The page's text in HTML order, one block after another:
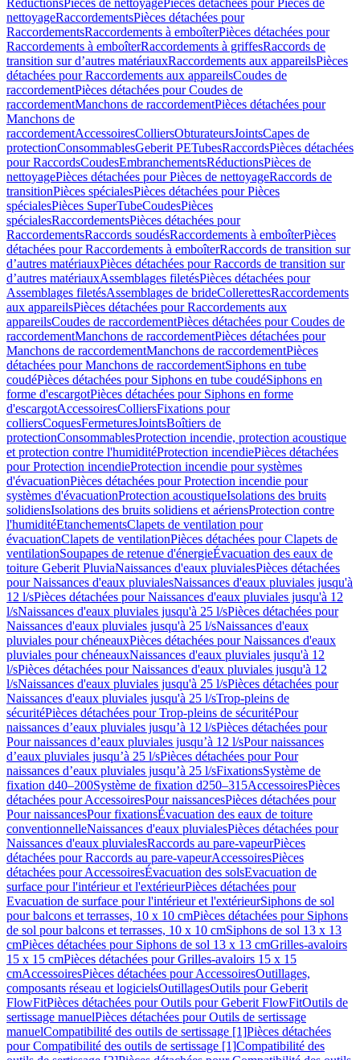
RéductionsPièces de nettoyagePièces détachées pour Pièces de
nettoyageRaccordementsPièces détachées pour
RaccordementsRaccordements à emboîterPièces détachées pour
Raccordements à emboîterRaccordements à griffesRaccords de
transition sur d’autres matériauxRaccordements aux appareilsPièces
détachées pour Raccordements aux appareilsCoudes de
raccordementPièces détachées pour Coudes de
raccordementManchons de raccordementPièces détachées pour
Manchons de
raccordementAccessoiresColliersObturateursJointsCapes de
protectionConsommablesGeberit PETubesRaccordsPièces détachées
pour RaccordsCoudesEmbranchementsRéductionsPièces de
nettoyagePièces détachées pour Pièces de nettoyageRaccords de
transitionPièces spécialesPièces détachées pour Pièces
spécialesPièces SuperTubeCoudesPièces
spécialesRaccordementsPièces détachées pour
RaccordementsRaccords soudésRaccordements à emboîterPièces
détachées pour Raccordements à emboîterRaccords de transition sur
d’autres matériauxPièces détachées pour Raccords de transition sur
d’autres matériauxAssemblages filetésPièces détachées pour
Assemblages filetésAssemblages de brideCollerettesRaccordements
aux appareilsPièces détachées pour Raccordements aux
appareilsCoudes de raccordementPièces détachées pour Coudes de
raccordementManchons de raccordementPièces détachées pour
Manchons de raccordementManchons de raccordementPièces
détachées pour Manchons de raccordementSiphons en tube
coudéPièces détachées pour Siphons en tube coudéSiphons en
forme d'escargotPièces détachées pour Siphons en forme
d'escargotAccessoiresColliersFixations pour
colliersCoquesFermeturesJointsBoîtiers de
protectionConsommablesProtection incendie, protection acoustique
et protection contre l'humiditéProtection incendiePièces détachées
pour Protection incendieProtection incendie pour systèmes
d'évacuationPièces détachées pour Protection incendie pour
systèmes d'évacuationProtection acoustiqueIsolations des bruits
solidiensIsolations des bruits solidiens et aériensProtection contre
l'humiditéEtanchementsClapets de ventilation pour
évacuationClapets de ventilationPièces détachées pour Clapets de
ventilationSoupapes de retenue d'énergieÉvacuation des eaux de
toiture Geberit PluviaNaissances d'eaux pluvialesPièces détachées
pour Naissances d'eaux pluvialesNaissances d'eaux pluviales jusqu'à
12 l/sPièces détachées pour Naissances d'eaux pluviales jusqu'à 12
l/sNaissances d'eaux pluviales jusqu'à 25 l/sPièces détachées pour
Naissances d'eaux pluviales jusqu'à 25 l/sNaissances d'eaux
pluviales pour chéneauxPièces détachées pour Naissances d'eaux
pluviales pour chéneauxNaissances d'eaux pluviales jusqu'à 12
l/sPièces détachées pour Naissances d'eaux pluviales jusqu'à 12
l/sNaissances d'eaux pluviales jusqu'à 25 l/sPièces détachées pour
Naissances d'eaux pluviales jusqu'à 25 l/sTrop-pleins de
sécuritéPièces détachées pour Trop-pleins de sécuritéPour
naissances d’eaux pluviales jusqu’à 12 l/sPièces détachées pour
Pour naissances d’eaux pluviales jusqu’à 12 l/sPour naissances
d’eaux pluviales jusqu’à 25 l/sPièces détachées pour Pour
naissances d’eaux pluviales jusqu’à 25 l/sFixationsSystème de
fixation d40–200Système de fixation d250–315AccessoiresPièces
détachées pour AccessoiresPour naissancesPièces détachées pour
Pour naissancesPour fixationsÉvacuation des eaux de toiture
conventionnelleNaissances d'eaux pluvialesPièces détachées pour
Naissances d'eaux pluvialesRaccords au pare-vapeurPièces
détachées pour Raccords au pare-vapeurAccessoiresPièces
détachées pour AccessoiresÉvacuation des solsEvacuation de
surface pour l'intérieur et l'extérieurPièces détachées pour
Evacuation de surface pour l'intérieur et l'extérieurSiphons de sol
pour balcons et terrasses, 10 x 10 cmPièces détachées pour Siphons
de sol pour balcons et terrasses, 10 x 10 cmSiphons de sol 13 x 13
cmPièces détachées pour Siphons de sol 13 x 13 cmGrilles-avaloirs
15 x 15 cmPièces détachées pour Grilles-avaloirs 15 x 15
cmAccessoiresPièces détachées pour AccessoiresOutillages,
composants réseau et logicielsOutillagesOutils pour Geberit
FlowFitPièces détachées pour Outils pour Geberit FlowFitOutils de
sertissage manuelPièces détachées pour Outils de sertissage
manuelCompatibilité des outils de sertissage [1]Pièces détachées
pour Compatibilité des outils de sertissage [1]Compatibilité des